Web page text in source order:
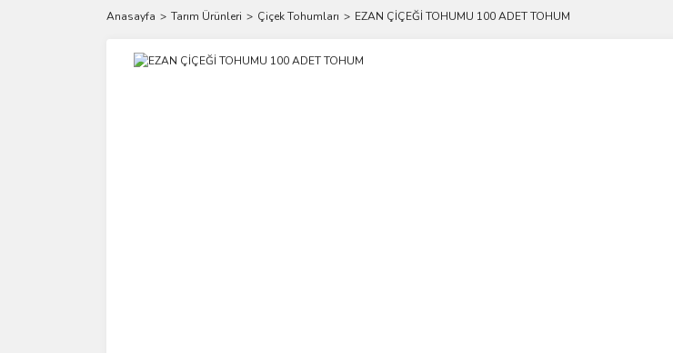
Anasayfa Tarım Ürünleri Çiçek Tohumları EZAN ÇİÇEĞİ TOHUMU 100 ADET TOHUM